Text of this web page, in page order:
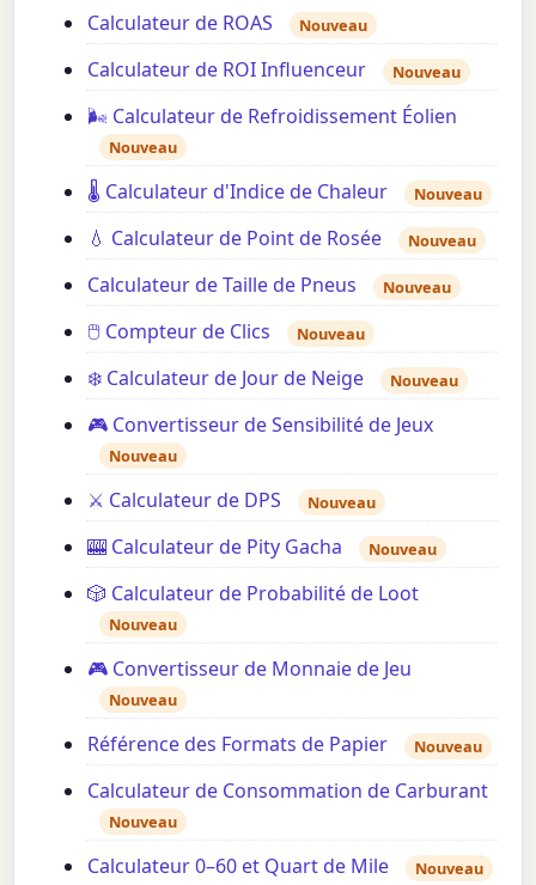
Calculateur de ROAS Nouveau
Calculateur de ROI Influenceur Nouveau
🌬️ Calculateur de Refroidissement Éolien
Nouveau
🌡️ Calculateur d'Indice de Chaleur Nouveau
💧 Calculateur de Point de Rosée Nouveau
Calculateur de Taille de Pneus Nouveau
🖱️ Compteur de Clics Nouveau
❄️ Calculateur de Jour de Neige Nouveau
🎮 Convertisseur de Sensibilité de Jeux
Nouveau
⚔️ Calculateur de DPS Nouveau
🎰 Calculateur de Pity Gacha Nouveau
🎲 Calculateur de Probabilité de Loot
Nouveau
🎮 Convertisseur de Monnaie de Jeu
Nouveau
Référence des Formats de Papier Nouveau
Calculateur de Consommation de Carburant
Nouveau
Calculateur 0–60 et Quart de Mile Nouveau